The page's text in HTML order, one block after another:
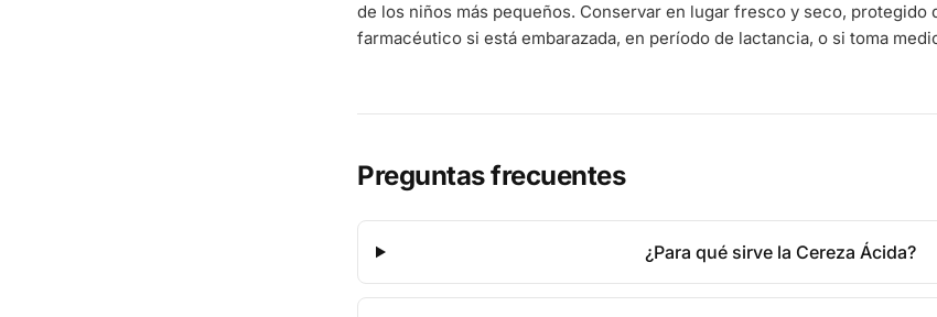
de los niños más pequeños. Conservar en lugar fresco y seco, protegido
farmacéutico si está embarazada, en período de lactancia, o si toma
Preguntas frecuentes
¿Para qué sirve la Cereza Ácida?